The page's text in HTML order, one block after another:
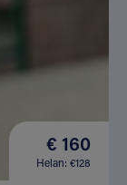
€ 160
Helan: €128